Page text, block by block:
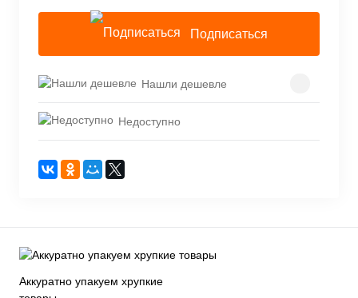
Подписаться
Нашли дешевле
Недоступно
Аккуратно упакуем хрупкие